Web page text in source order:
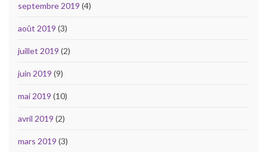
septembre 2019 (4)
août 2019 (3)
juillet 2019 (2)
juin 2019 (9)
mai 2019 (10)
avril 2019 (2)
mars 2019 (3)